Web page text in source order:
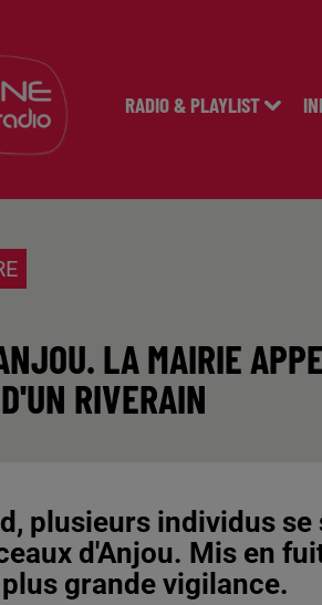
RADIO & PLAYLIST
LA MAIRIE
RIVERAIN
plusieurs individus
d'Anjou. Mis en
grande vigilance.